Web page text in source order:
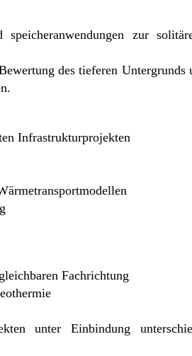
zur
des tieferen Untergrunds
Infrastrukturprojekten
Fachrichtung
unter Einbindung